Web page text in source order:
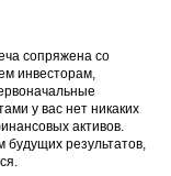
сопряжена со
инвесторам,
у вас нет никаких
активов.
результатов,